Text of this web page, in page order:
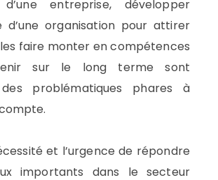
entreprise, développer
d’une organisation pour attirer
faire monter en compétences
sur le long terme sont
des problématiques phares à
et l’urgence de répondre
importants dans le secteur